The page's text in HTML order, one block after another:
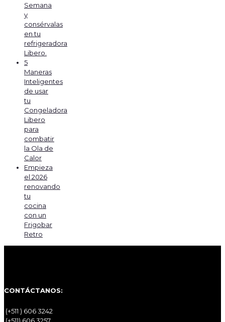
Semana
y
consérvalas
en tu
refrigeradora
Libero.
5
Maneras
Inteligentes
de usar
tu
Congeladora
Libero
para
combatir
la Ola de
Calor
Empieza
el 2026
renovando
tu
cocina
con un
Frigobar
Retro
CONTÁCTANOS:
(+511 ) 606 3242